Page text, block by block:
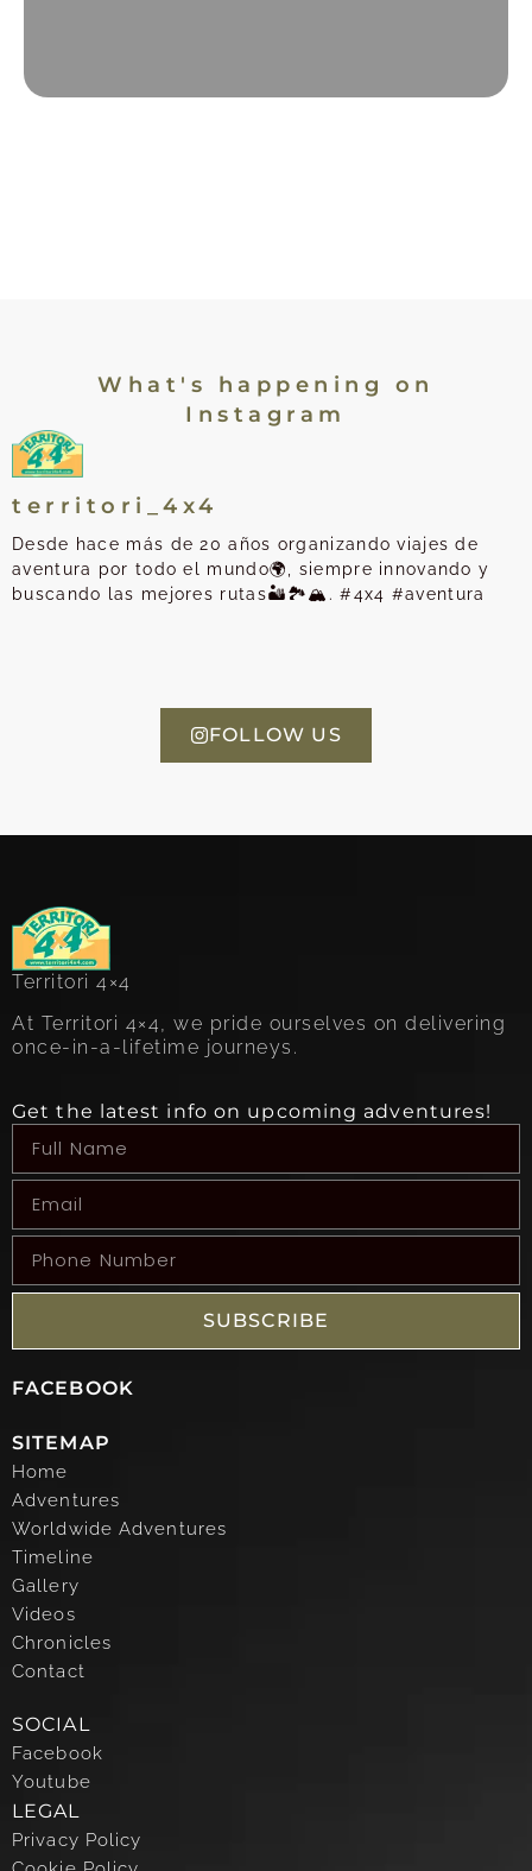
What's happening on
Instagram
territori_4x4
Desde hace más de 20 años organizando viajes de
aventura por todo el mundo🌍, siempre innovando y
buscando las mejores rutas🏜️🏞️🏔️. #4x4 #aventura
FOLLOW US
Territori 4×4
At Territori 4×4, we pride ourselves on delivering
once-in-a-lifetime journeys.
Get the latest info on upcoming adventures!
SUBSCRIBE
FACEBOOK
SITEMAP
Home
Adventures
Worldwide Adventures
Timeline
Gallery
Videos
Chronicles
Contact
SOCIAL
Facebook
Youtube
LEGAL
Privacy Policy